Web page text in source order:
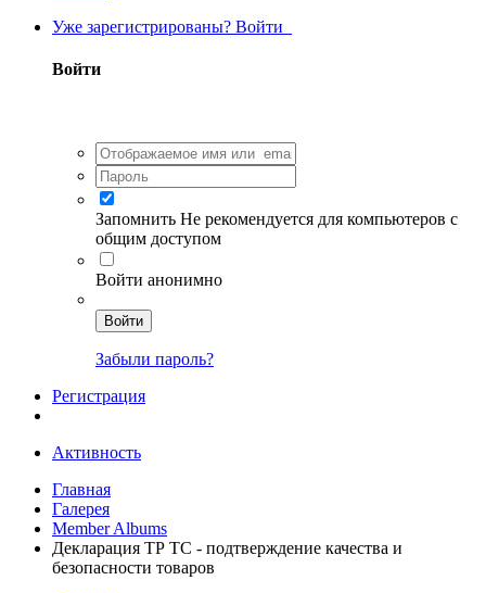
Уже зарегистрированы? Войти
Войти
Запомнить Не рекомендуется для компьютеров с
общим доступом
Войти анонимно
Войти
Забыли пароль?
Регистрация
Активность
Главная
Галерея
Member Albums
Декларация ТР ТС - подтверждение качества и
безопасности товаров